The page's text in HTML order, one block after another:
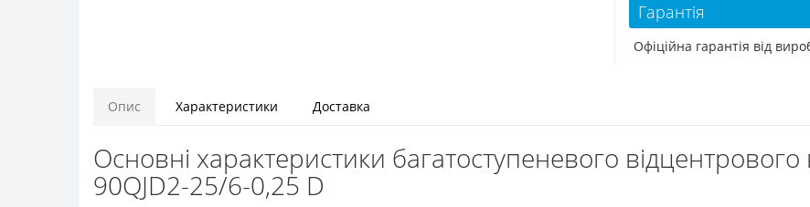
Гарантія
Офіційна гарантія від
Опис Характеристики Доставка
Основні характеристики багатоступеневого
90QJD2-25/6-0,25 D